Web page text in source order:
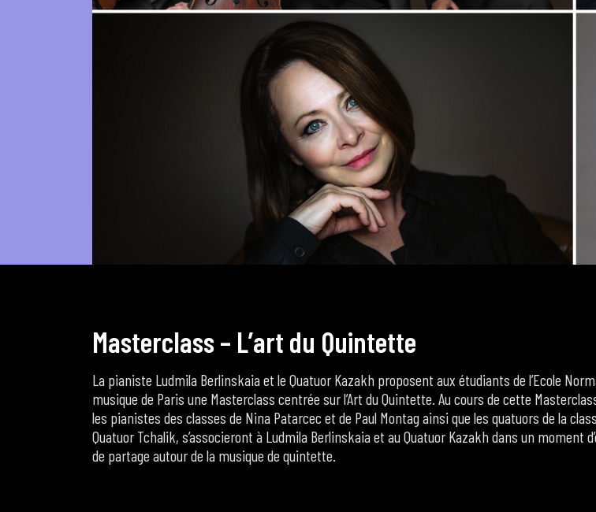
Masterclass– L’art du Quintette
La pianiste Ludmila Berlinskaia et le Quatuor Kazakh proposent aux étudiants de l’Ecole
musique de Paris une Masterclass centrée sur l’Art du Quintette. Au cours de cette
les pianistes des classes de Nina Patarcec et de Paul Montag ainsi que les quatuors de la
Quatuor Tchalik, s’associeront à Ludmila Berlinskaia et au Quatuor Kazakh dans un moment
de partage autour de la musique de quintette.